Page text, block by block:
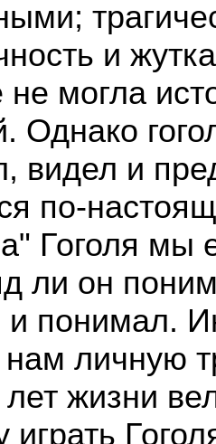
и
могла
Однако
видел и
по-
Гоголя
ли он
понимал.
нам личную
жизни
играть